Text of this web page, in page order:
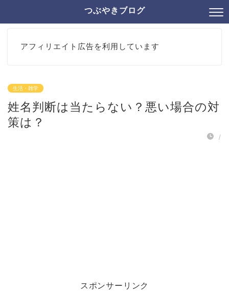
つぶやきブログ
アフィリエイト広告を利用しています
生活・雑学
姓名判断は当たらない？悪い場合の対
策は？
/
スポンサーリンク